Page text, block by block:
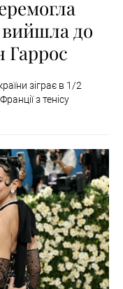
вийшла до
Гаррос
зіграє в 1/2
з тенісу